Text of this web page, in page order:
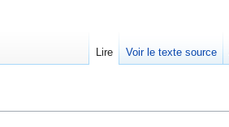
Lire Voir le texte source